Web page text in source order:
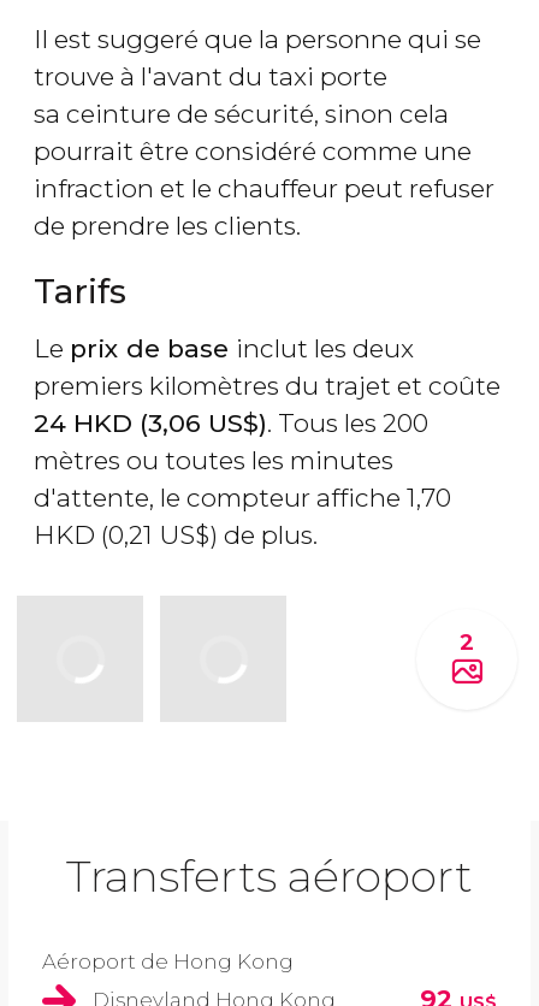
Il est suggeré que la personne qui se
trouve à l'avant du taxi porte
sa ceinture de sécurité, sinon cela
pourrait être considéré comme une
infraction et le chauffeur peut refuser
de prendre les clients.
Tarifs
Le prix de base inclut les deux
premiers kilomètres du trajet et coûte
24 HKD (3,06 US$). Tous les 200
mètres ou toutes les minutes
d'attente, le compteur affiche 1,70
HKD (0,21 US$) de plus.
2
Transferts aéroport
Aéroport de Hong Kong
Disneyland Hong Kong
92